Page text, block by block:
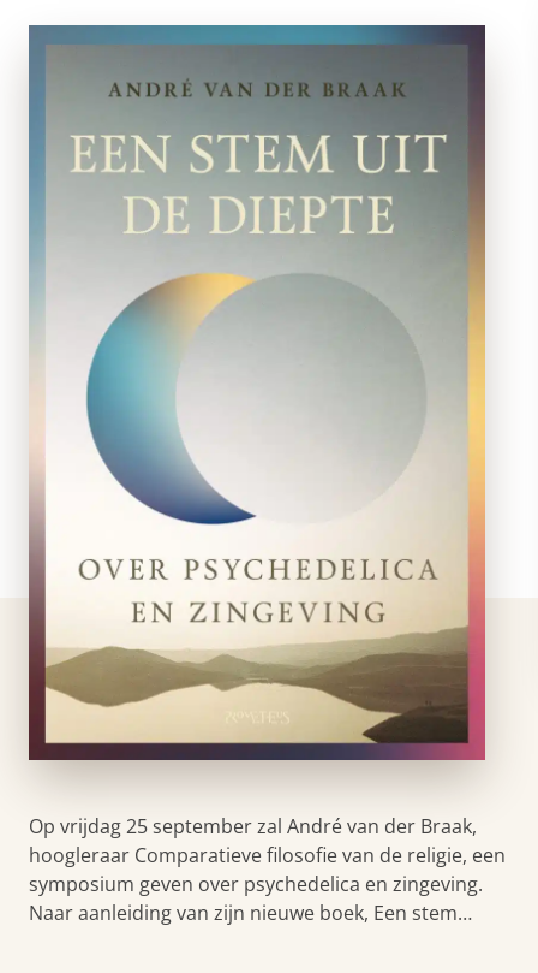
Op vrijdag 25 september zal André van der Braak,
hoogleraar Comparatieve filosofie van de religie, een
symposium geven over psychedelica en zingeving.
Naar aanleiding van zijn nieuwe boek, Een stem…